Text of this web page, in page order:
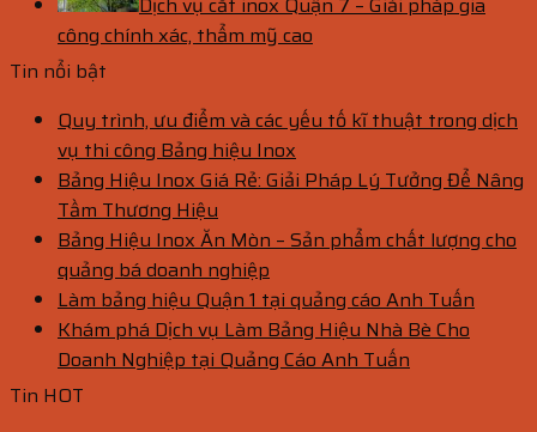
công chính xác, thẩm mỹ cao
Tin nổi bật
Quy trình, ưu điểm và các yếu tố kĩ thuật trong dịch
vụ thi công Bảng hiệu Inox
Bảng Hiệu Inox Giá Rẻ: Giải Pháp Lý Tưởng Để Nâng
Tầm Thương Hiệu
Bảng Hiệu Inox Ăn Mòn – Sản phẩm chất lượng cho
quảng bá doanh nghiệp
Làm bảng hiệu Quận 1 tại quảng cáo Anh Tuấn
Khám phá Dịch vụ Làm Bảng Hiệu Nhà Bè Cho
Doanh Nghiệp tại Quảng Cáo Anh Tuấn
Tin HOT